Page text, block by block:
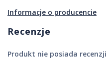
Informacje o producencie
Recenzje
Produkt nie posiada